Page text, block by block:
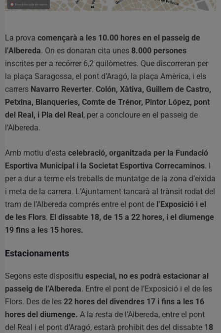
La prova començarà a les 10.00 hores en el passeig de
l’Albereda. On es donaran cita unes 8.000 persones
inscrites per a recórrer 6,2 quilòmetres. Que discorreran per
la plaça Saragossa, el pont d’Aragó, la plaça Amèrica, i els
carrers Navarro Reverter. Colón, Xàtiva, Guillem de Castro,
Petxina, Blanqueries, Comte de Trénor, Pintor López, pont
del Real, i Pla del Real , per a concloure en el passeig de
l’Albereda.
Amb motiu d’esta celebració, organitzada per la Fundació
Esportiva Municipal i la Societat Esportiva Correcaminos. I
per a dur a terme els treballs de muntatge de la zona d’eixida
i meta de la carrera. L’Ajuntament tancarà al trànsit rodat del
tram de l’Albereda comprés entre el pont de l’Exposició i el
de les Flors. El dissabte 18, de 15 a 22 hores, i el diumenge
19 fins a les 15 hores.
Estacionaments
Segons este dispositiu especial, no es podrà estacionar al
passeig de l’Albereda. Entre el pont de l’Exposició i el de les
Flors. Des de les 22 hores del divendres 17 i fins a les 16
hores del diumenge. A la resta de l’Albereda, entre el pont
del Real i el pont d’Aragó, estarà prohibit des del dissabte 1 8